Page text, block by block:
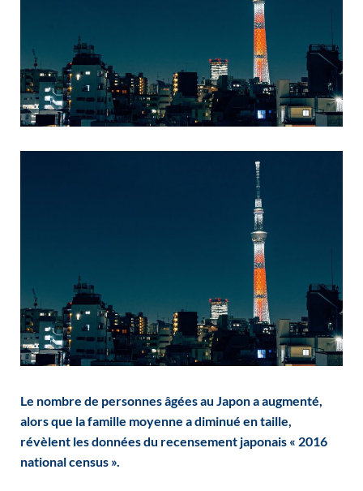
Le nombre de personnes âgées au Japon a augmenté,
alors que la famille moyenne a diminué en taille,
révèlent les données du recensement japonais « 2016
national census ».